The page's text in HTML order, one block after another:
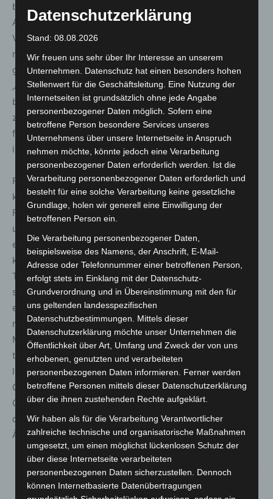
braucht Reformen vor dem Hintergrund der enormen
Arbeitsbelastung der Vertragsärztinnen und
Vertragsärzte in einem budgetierten System. Die Politik
muss sich fragen, wie Patientinnen und Patienten besser
gesteuert werden, damit das knapp gewordene Gut
‚Arztstunden‘ denen zugutekommt, die es wirklich
benötigen. Vom Land Niedersachsen verlangt die KVN,
zusätzliche Studienplätze in der Humanmedizin zu
finanzieren. Arztstunden, ja Ärztinnen und Ärzte
insgesamt sind knapp geworden.“
Für Barjenbruch ist die Herausforderung für die Zukunft
klar: „Vor dem Hintergrund eines zunehmenden
Fachkräftemangels in Praxen, Kliniken und der Kranken-
und Altenpflege muss die Versorgung der Patienten
effizient organisiert werden. Das gilt erst recht für die
knapper werdende Arztzeit. Faktoren wie ein steigender
Trend zur Beschäftigung in Anstellungsverhältnissen
sowie die Vereinbarkeit von Familie und Beruf spielen
eine wichtige Rolle. Diese gesellschaftlichen Trends
machen auch vor den jungen Medizinerinnen und
Medizinern nicht halt. Wir müssen alles gemeinsam dafür
tun, ihnen attraktive Rahmenbedingungen zu schaffen.
Immer mehr Unternehmen in Deutschland müssen ihre
Geschäfte einschränken, weil Fachkräfte fehlen. Ein
Grund dafür ist die Coronakrise, ein anderer der
demografische Wandel. Dieser Wandel erfasst auch die
Ärzteschaft.“
Datenschutzerklärung
Stand: 08.08.2026
Wir freuen uns sehr über Ihr Interesse an unserem
Unternehmen. Datenschutz hat einen besonders hohen
Stellenwert für die Geschäftsleitung. Eine Nutzung der
Internetseiten ist grundsätzlich ohne jede Angabe
personenbezogener Daten möglich. Sofern eine
betroffene Person besondere Services unseres
Unternehmens über unsere Internetseite in Anspruch
nehmen möchte, könnte jedoch eine Verarbeitung
personenbezogener Daten erforderlich werden. Ist die
Verarbeitung personenbezogener Daten erforderlich und
besteht für eine solche Verarbeitung keine gesetzliche
Grundlage, holen wir generell eine Einwilligung der
betroffenen Person ein.
Die Verarbeitung personenbezogener Daten,
beispielsweise des Namens, der Anschrift, E-Mail-
Adresse oder Telefonnummer einer betroffenen Person,
erfolgt stets im Einklang mit der Datenschutz-
Grundverordnung und in Übereinstimmung mit den für
uns geltenden landesspezifischen
Datenschutzbestimmungen. Mittels dieser
Datenschutzerklärung möchte unser Unternehmen die
Öffentlichkeit über Art, Umfang und Zweck der von uns
erhobenen, genutzten und verarbeiteten
personenbezogenen Daten informieren. Ferner werden
betroffene Personen mittels dieser Datenschutzerklärung
über die ihnen zustehenden Rechte aufgeklärt.
Wir haben als für die Verarbeitung Verantwortlicher
zahlreiche technische und organisatorische Maßnahmen
umgesetzt, um einen möglichst lückenlosen Schutz der
über diese Internetseite verarbeiteten
personenbezogenen Daten sicherzustellen. Dennoch
können Internetbasierte Datenübertragungen